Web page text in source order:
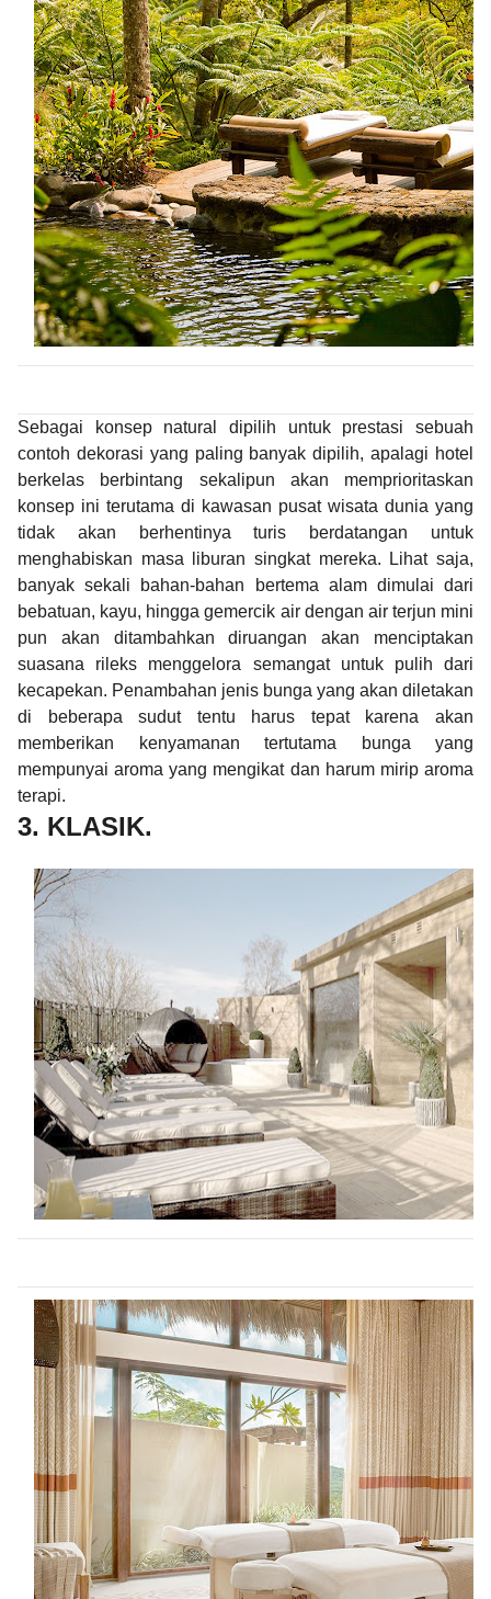
Sebagai konsep natural dipilih untuk prestasi sebuah
contoh dekorasi yang paling banyak dipilih, apalagi hotel
berkelas berbintang sekalipun akan memprioritaskan
konsep ini terutama di kawasan pusat wisata dunia yang
tidak akan berhentinya turis berdatangan untuk
menghabiskan masa liburan singkat mereka. Lihat saja,
banyak sekali bahan-bahan bertema alam dimulai dari
bebatuan, kayu, hingga gemercik air dengan air terjun mini
pun akan ditambahkan diruangan akan menciptakan
suasana rileks menggelora semangat untuk pulih dari
kecapekan. Penambahan jenis bunga yang akan diletakan
di beberapa sudut tentu harus tepat karena akan
memberikan kenyamanan tertutama bunga yang
mempunyai aroma yang mengikat dan harum mirip aroma
terapi.
3. KLASIK.